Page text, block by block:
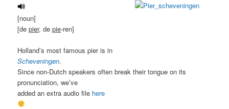
[noun]
[depier, depie-ren]
Holland’s most famous pier is in
Scheveningen.
Since non-Dutch speakers often break their tongue on its
pronunciation, we’ve
added an extra audio file here